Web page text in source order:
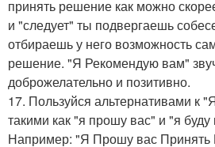
принять решение как можно
и "следует" ты подвергаешь
отбираешь у него возможность
решение. "Я Рекомендую вам"
доброжелательно и позитивно.
17. Пользуйся альтернативами к
такими как "я прошу вас" и "я
Например: "Я Прошу вас